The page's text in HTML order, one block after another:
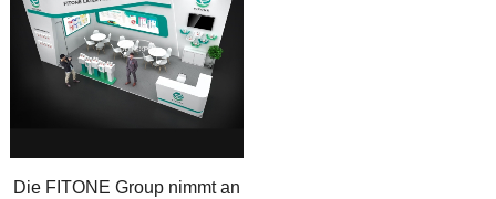
Die FITONE Group nimmt an